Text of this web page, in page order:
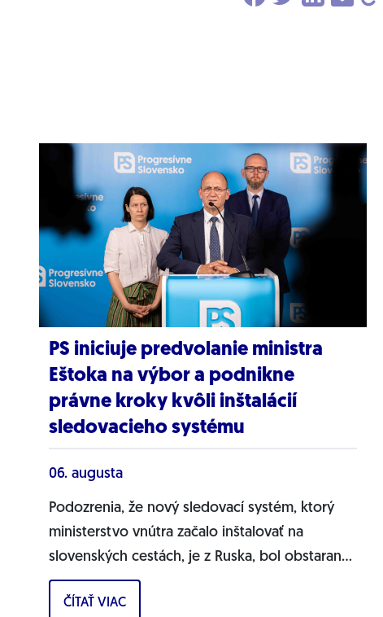
PS iniciuje predvolanie ministra
Eštoka na výbor a podnikne
právne kroky kvôli inštalácií
sledovacieho systému
06. augusta
Podozrenia, že nový sledovací systém, ktorý
ministerstvo vnútra začalo inštalovať na
slovenských cestách, je z Ruska, bol obstaraný
cez nastrčenú firmu a môže ohrozovať
bezpečnosť...
ČÍTAŤ VIAC